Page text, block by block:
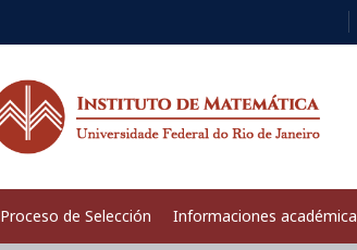
CONTEÚDO
Proceso de Selección Informaciones académica